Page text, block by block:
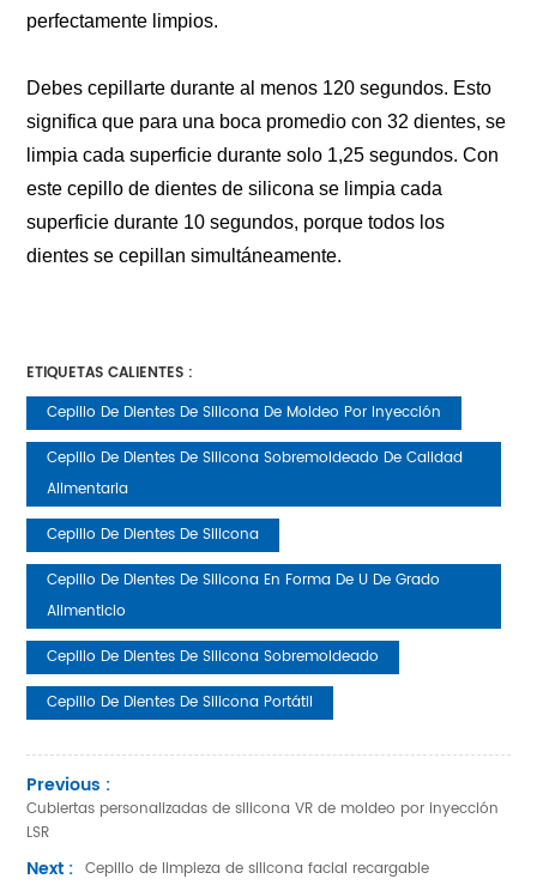
perfectamente limpios.
Debes cepillarte durante al menos 120 segundos. Esto
significa que para una boca promedio con 32 dientes, se
limpia cada superficie durante solo 1,25 segundos. Con
este cepillo de dientes de silicona se limpia cada
superficie durante 10 segundos, porque todos los
dientes se cepillan simultáneamente.
ETIQUETAS CALIENTES :
Cepillo De Dientes De Silicona De Moldeo Por Inyección
Cepillo De Dientes De Silicona Sobremoldeado De Calidad
Alimentaria
Cepillo De Dientes De Silicona
Cepillo De Dientes De Silicona En Forma De U De Grado
Alimenticio
Cepillo De Dientes De Silicona Sobremoldeado
Cepillo De Dientes De Silicona Portátil
Previous :
Cubiertas personalizadas de silicona VR de moldeo por inyección
LSR
Next : Cepillo de limpieza de silicona facial recargable